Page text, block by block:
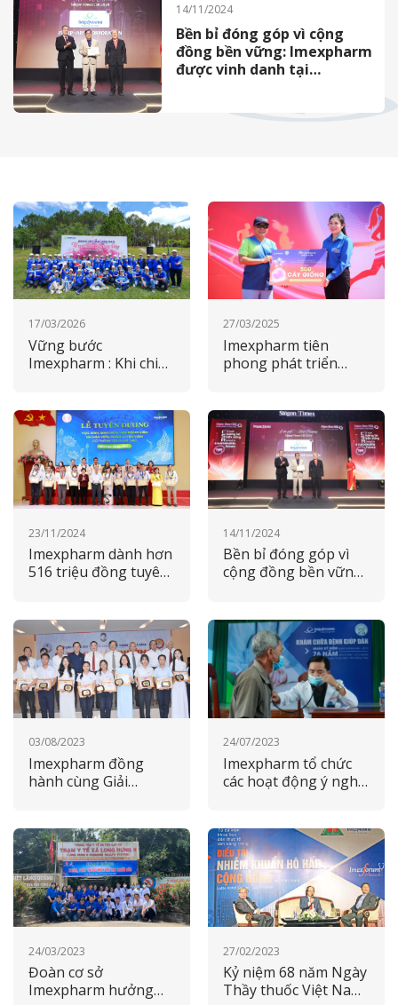
14/11/2024
Bền bỉ đóng góp vì cộng
đồng bền vững: Imexpharm
được vinh danh tại
17/03/2026
Vững bước
Imexpharm : Khi chiến
nhiệm ESG
27/03/2025
Imexpharm tiên
phong phát triển
gia 2050
23/11/2024
Imexpharm dành hơn
516 triệu đồng tuyên
Đồng Tháp 2024
14/11/2024
Bền bỉ đóng góp vì
cộng đồng bền vững:
CSR 2024
03/08/2023
Imexpharm đồng
hành cùng Giải
2022 – 2023
24/07/2023
Imexpharm tổ chức
các hoạt động ý nghĩa
24/03/2023
Đoàn cơ sở
Imexpharm hưởng
27/02/2023
Kỷ niệm 68 năm Ngày
Thầy thuốc Việt Nam: